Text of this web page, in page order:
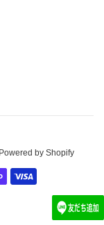
by Shopify